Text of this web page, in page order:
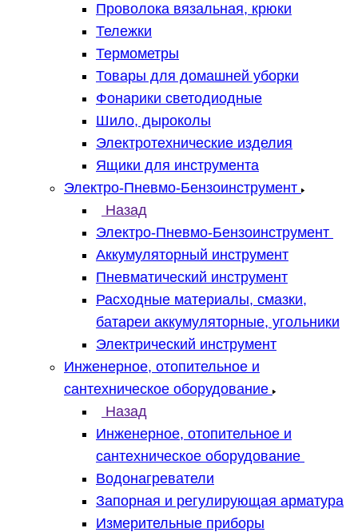
Проволока вязальная, крюки
Тележки
Термометры
Товары для домашней уборки
Фонарики светодиодные
Шило, дыроколы
Электротехнические изделия
Ящики для инструмента
Электро-Пневмо-Бензоинструмент
Назад
Электро-Пневмо-Бензоинструмент
Аккумуляторный инструмент
Пневматический инструмент
Расходные материалы, смазки,
батареи аккумуляторные, угольники
Электрический инструмент
Инженерное, отопительное и
сантехническое оборудование
Назад
Инженерное, отопительное и
сантехническое оборудование
Водонагреватели
Запорная и регулирующая арматура
Измерительные приборы